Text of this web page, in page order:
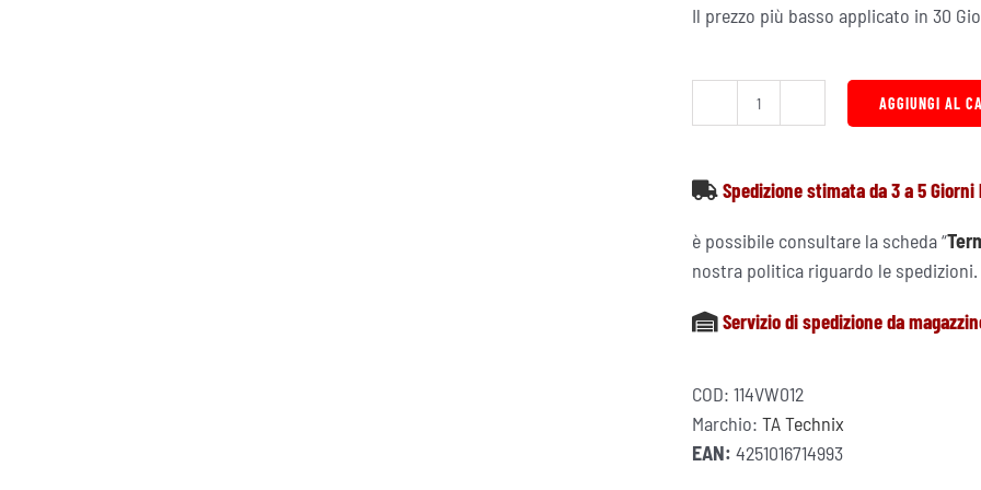
Il prezzo più basso applicato in 30
Kit
Carbonio
Audi
Seat
VW
AGGIUNGI AL
Spedizione stimata da 3 a 5
è possibile consultare la scheda “
nostra politica riguardo le spedizioni.
Servizio di spedizione da
COD: 114VW012
Marchio: TA Technix
EAN: 4251016714993